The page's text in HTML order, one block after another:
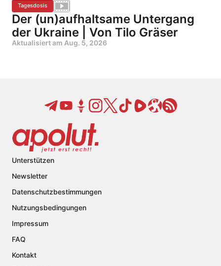
Tagesdosis
Der (un)aufhaltsame Untergang
der Ukraine | Von Tilo Gräser
Aktualisiert am Aug. 5, 2026
Unterstützen
Newsletter
Datenschutzbestimmungen
Nutzungsbedingungen
Impressum
FAQ
Kontakt